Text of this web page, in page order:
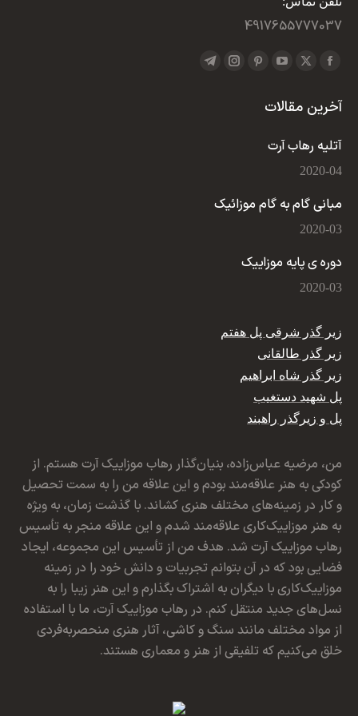
4917655777037
Find us on:
Facebook
opens
new
window
X
opens
new
window
YouTube
opens
new
Pinterest
Instagram
Telegram
آخرین مقالات
آتلیه رهاب آرت
2020-04
مبانی گام به گام موزائیک
2020-03
دوره ی پایه موزاییک
2020-03
زیر گذر شرقی پل هفتم
زیر گذر طالقانی
زیر گذر شاه ابراهیم
پل شهید دستغیب
پل و زیرگذر راهبند
من، مرضیه عباس‌زاده، بنیان‌گذار رهاب موزاییک آرت هستم. از
کودکی به هنر علاقه‌مند بودم و این علاقه من را به سمت تحصیل
و کار در زمینه‌های مختلف هنری کشاند. با گذشت زمان، به ویژه
به هنر موزاییک‌کاری علاقه‌مند شدم و این علاقه منجر به تأسیس
رهاب موزاییک آرت شد. هدف من از تأسیس این مجموعه، ایجاد
فضایی بود که در آن بتوانم تجربیات و دانش خود را در زمینه
موزاییک‌کاری با دیگران به اشتراک بگذارم و این هنر زیبا را به
نسل‌های جدید منتقل کنم. در رهاب موزاییک آرت، ما با استفاده
از مواد مختلف مانند سنگ و کاشی، آثار هنری منحصربه‌فردی
خلق می‌کنیم که تلفیقی از هنر و معماری هستند.